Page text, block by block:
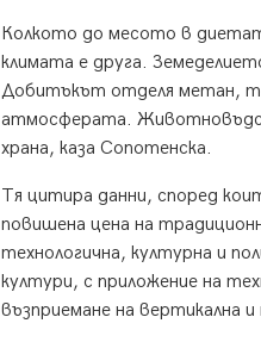
Колкото до месото в
климата е друга.
Добитъкът отделя метан,
атмосферата.
храна, каза Сопотенска.
Тя цитира данни, според
повишена цена на
технологична, културна и
култури, с приложение на
възприемане на вертикална